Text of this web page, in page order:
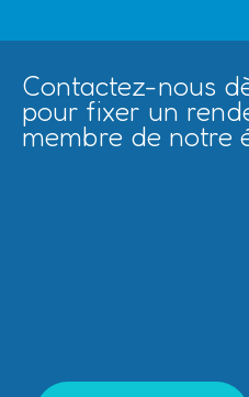
Contactez-nous
pour fixer un
membre de notre